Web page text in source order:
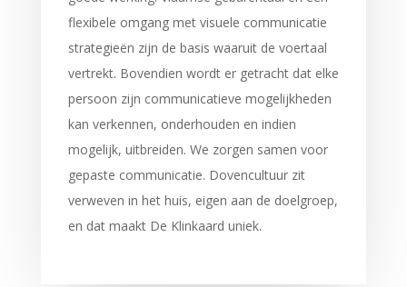
flexibele omgang met visuele communicatie
strategieën zijn de basis waaruit de voertaal
vertrekt. Bovendien wordt er getracht dat elke
persoon zijn communicatieve mogelijkheden
kan verkennen, onderhouden en indien
mogelijk, uitbreiden. We zorgen samen voor
gepaste communicatie. Dovencultuur zit
verweven in het huis, eigen aan de doelgroep,
en dat maakt De Klinkaard uniek.